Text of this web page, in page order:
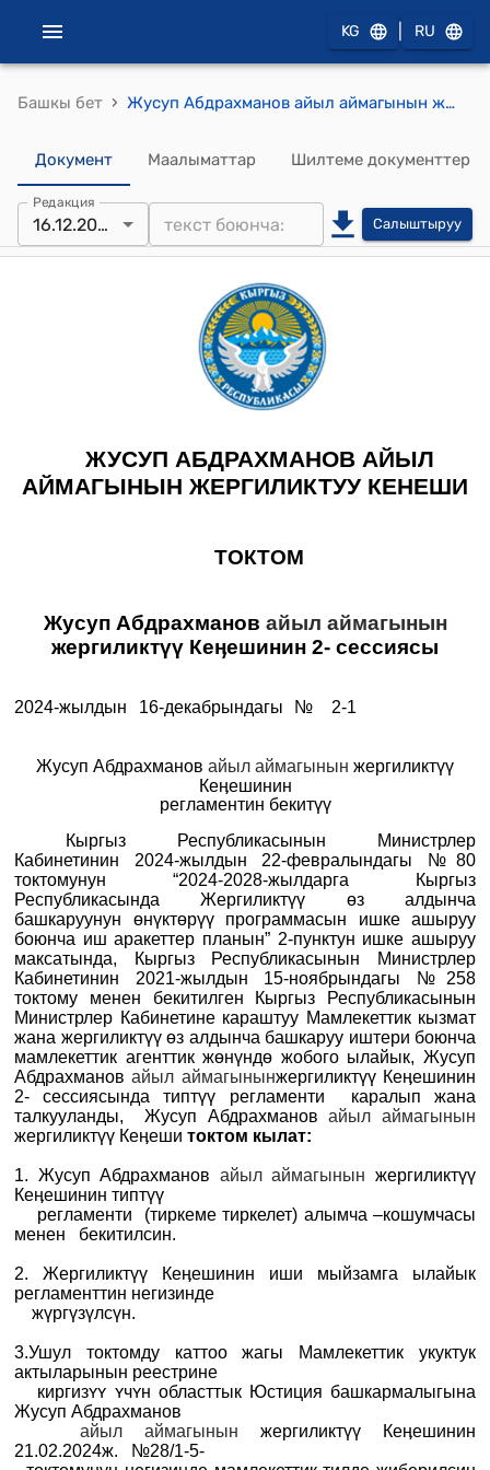
KG RU
Башкы бет › Жусуп Абдрахманов айыл аймагынын жергиликтүү кенешинин 2024-жылдын 16-декабрындагы № 2-1 "Жусуп Абдрахманов айыл аймагынын жергиликтүү Кеӊешинин регламентин бекитүү" Токтому
Документ Маалыматтар Шилтеме документтер
Редакция
16.12.2024 Салыштыруу